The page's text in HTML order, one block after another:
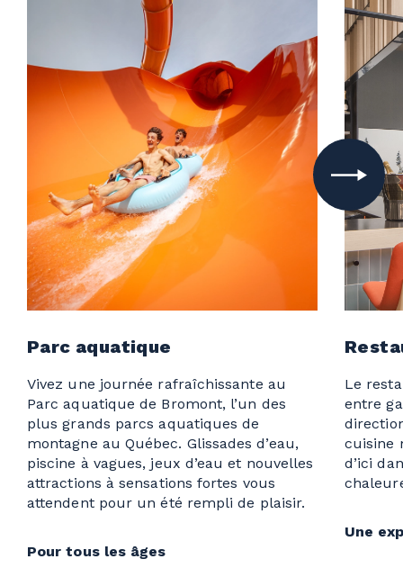
Parc aquatique
Vivez une journée rafraîchissante au
Parc aquatique de Bromont, l’un des
plus grands parcs aquatiques de
montagne au Québec. Glissades d’eau,
piscine à vagues, jeux d’eau et nouvelles
attractions à sensations fortes vous
attendent pour un été rempli de plaisir.
Pour tous les âges
Le
entre
cuisine
d’ici
Une